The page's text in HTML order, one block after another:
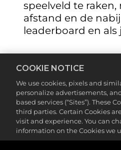
speelveld te
afstand en de
leaderboard en
Topgolf is geen
gemoderniseerd
andere spelers
met vrienden of
verdienen!
COOKIE NOTICE
We use cookies, pixels and
personalize advertisements,
based services (“Sites”).
third parties. Certain Cookies
visit and experience. You can
information on the Cookies we